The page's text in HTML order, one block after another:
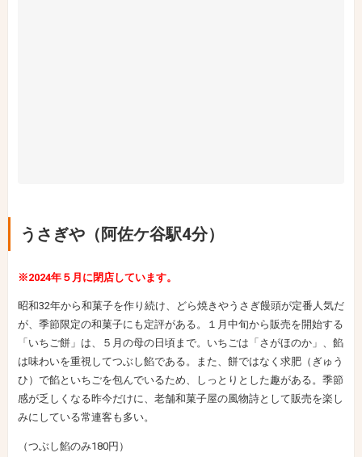
うさぎや（阿佐ケ谷駅4分）
※2024年５月に閉店しています。
昭和32年から和菓子を作り続け、どら焼きやうさぎ饅頭が定番人気だ
が、季節限定の和菓子にも定評がある。１月中旬から販売を開始する
「いちご餅」は、５月の母の日頃まで。いちごは「さがほのか」、餡
は味わいを重視してつぶし餡である。また、餅ではなく求肥（ぎゅう
ひ）で餡といちごを包んでいるため、しっとりとした趣がある。季節
感が乏しくなる昨今だけに、老舗和菓子屋の風物詩として販売を楽し
みにしている常連客も多い。
（つぶし餡のみ180円）